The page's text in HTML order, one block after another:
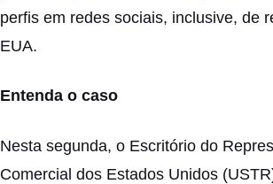
perfis em redes sociais, inclusive, de
EUA.
Entenda o caso
Nesta segunda, o Escritório do
Comercial dos Estados Unidos